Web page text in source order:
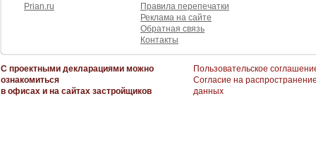
Prian.ru
Правила перепечатки
Реклама на сайте
Обратная связь
Контакты
С проектными декларациями можно
ознакомиться
в офисах и на сайтах застройщиков
Пользовательское
Согласие на
данных